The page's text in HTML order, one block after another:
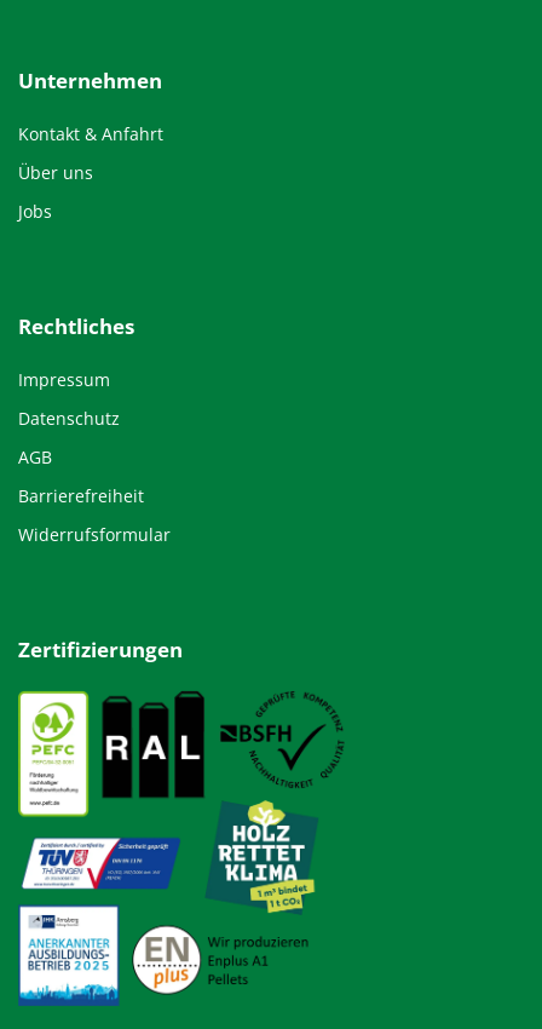
Unternehmen
Kontakt & Anfahrt
Über uns
Jobs
Rechtliches
Impressum
Datenschutz
AGB
Barrierefreiheit
Widerrufsformular
Zertifizierungen